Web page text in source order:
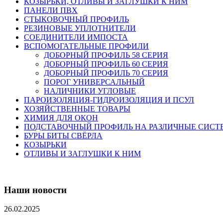
ПАНЕЛИ ПВХ
СТЫКОВОЧНЫЙ ПРОФИЛЬ
РЕЗИНОВЫЕ УПЛОТНИТЕЛИ
СОЕДИНИТЕЛИ ИМПОСТА
ВСПОМОГАТЕЛЬНЫЕ ПРОФИЛИ
ДОБОРНЫЙ ПРОФИЛЬ 58 СЕРИЯ
ДОБОРНЫЙ ПРОФИЛЬ 60 СЕРИЯ
ДОБОРНЫЙ ПРОФИЛЬ 70 СЕРИЯ
ПОРОГ УНИВЕРСАЛЬНЫЙ
НАЛИЧНИКИ УГЛОВЫЕ
ПАРОИЗОЛЯЦИЯ-ГИДРОИЗОЛЯЦИЯ И ПСУЛ
ХОЗЯЙСТВЕННЫЕ ТОВАРЫ
ХИМИЯ ДЛЯ ОКОН
ПОДСТАВОЧНЫЙ ПРОФИЛЬ НА РАЗЛИЧНЫЕ
БУРЫ БИТЫ СВЁРЛА
КОЗЫРЬКИ
ОТЛИВЫ И ЗАГЛУШКИ К НИМ
Наши новости
26.02.2025